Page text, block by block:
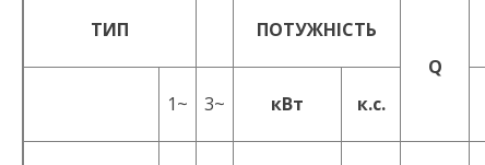
ТИП
ПОТУЖНІСТЬ
Q
1~ 3~ кВт к.с.